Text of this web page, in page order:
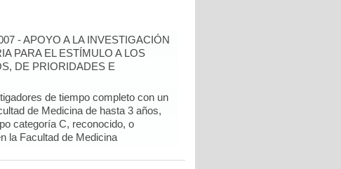
- APOYO A LA INVESTIGACIÓN
PARA EL ESTÍMULO A LOS
DE PRIORIDADES E
de tiempo completo con un
de Medicina de hasta 3 años,
categoría C, reconocido, o
la Facultad de Medicina